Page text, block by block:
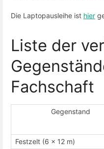
Die Laptopausleihe ist hier
Liste der
Fachschaft
Gegenstand
Festzelt (6 x 12 m)